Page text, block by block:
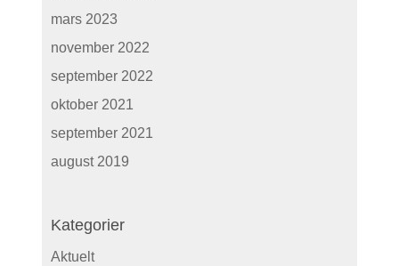
mars 2023
november 2022
september 2022
oktober 2021
september 2021
august 2019
Kategorier
Aktuelt